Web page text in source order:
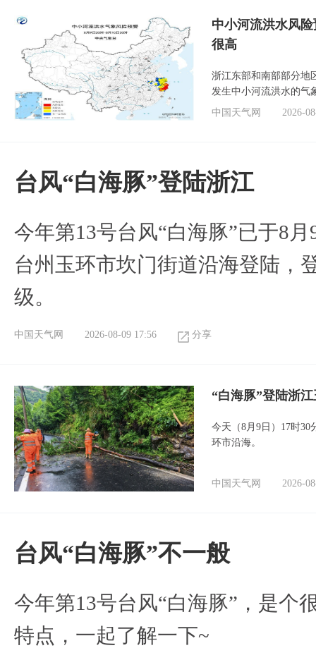
中小河流洪水风
很高
浙江东部和南部部分地
发生中小河流洪水的气
中国天气网
2026-
台风“白海豚”登陆浙江
今年第13号台风“白海豚”已于8
台州玉环市坎门街道沿海登陆，
级。
中国天气网 2026-08-09 17:56 分享
“白海豚”登陆浙
今天（8月9日）17时30
环市沿海。
中国天气网 2026-
台风“白海豚”不一般
今年第13号台风“白海豚”，是个
特点，一起了解一下~